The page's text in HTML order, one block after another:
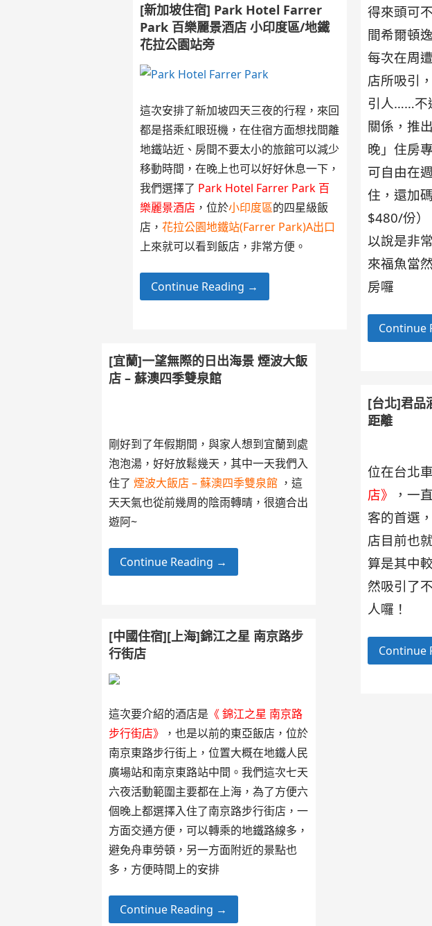
得來頭可
間希爾頓
每次在周
店所吸引
引人……不
關係，推
晚」住房
可自由在
住，還加
$480/份
以說是非
來福魚當
房囉
Continue
[新加坡住宿] Park Hotel Farrer
Park 百樂麗景酒店 小印度區/地鐵
花拉公園站旁
這次安排了新加坡四天三夜的行程，來回
都是搭乘紅眼班機，在住宿方面想找間離
地鐵站近、房間不要太小的旅館可以減少
移動時間，在晚上也可以好好休息一下，
我們選擇了 Park Hotel Farrer Park 百
樂麗景酒店，位於小印度區的四星級飯
店， 花拉公園地鐵站(Farrer Park)A出口
上來就可以看到飯店，非常方便。
Continue Reading →
[宜蘭]一望無際的日出海景 煙波大飯
店 – 蘇澳四季雙泉館
剛好到了年假期間，與家人想到宜蘭到處
泡泡湯，好好放鬆幾天，其中一天我們入
住了煙波大飯店 – 蘇澳四季雙泉館 ，這
天天氣也從前幾周的陰雨轉晴，很適合出
遊阿~
Continue Reading →
[台北]君品
距離
位在台北
店》
，一
客的首選
店目前也
算是其中
然吸引了
人囉！
Continue
[中國住宿][上海]錦江之星 南京路步
行街店
這次要介紹的酒店是 《 錦江之星 南京路
步行街店》
，也是以前的東亞飯店，位於
南京東路步行街上，位置大概在地鐵人民
廣場站和南京東路站中間。我們這次七天
六夜活動範圍主要都在上海，為了方便六
個晚上都選擇入住了南京路步行街店，一
方面交通方便，可以轉乘的地鐵路線多，
避免舟車勞頓，另一方面附近的景點也
多，方便時間上的安排
Continue Reading →